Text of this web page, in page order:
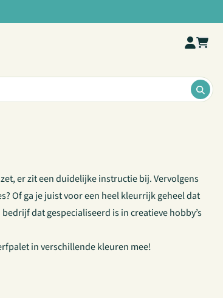
er zit een duidelijke instructie bij. Vervolgens
Of ga je juist voor een heel kleurrijk geheel dat
dat gespecialiseerd is in creatieve hobby’s
in verschillende kleuren mee!